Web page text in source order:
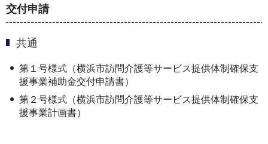
交付申請
共通
第１号様式（横浜市訪問介護等サービス提供体制確保⽀
援事業補助⾦交付申請書）
第２号様式（横浜市訪問介護等サービス提供体制確保⽀
援事業計画書）